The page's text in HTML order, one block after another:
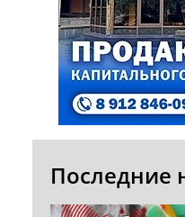
Последние